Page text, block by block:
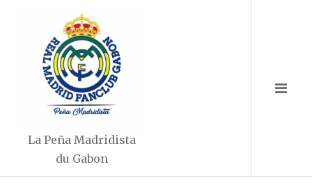
La Peña Madridista
du Gabon